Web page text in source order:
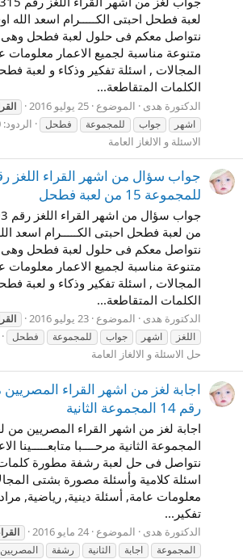
لعبة فطحل احبتى الكـــــرام اسعد الله
نتواصل معكم فى حلول لعبة فطحل وهى
متنوعة مناسبة لجميع الاعمار
المجالات , اسئلة تفكير وذكاء و لعبة
الكلمات المتقاطعة...
الدكتورة هدى الموضوع 25 يوليو 2016
اشهر
جواب للمجموعة فطحل الردود: 0
الاسئلة و الالغاز العامة
للمجموعة 15 من لعبة فطحل
من لعبة فطحل احبتى الكـــــرام اسعد
نتواصل معكم فى حلول لعبة فطحل وهى
متنوعة مناسبة لجميع الاعمار
المجالات , اسئلة تفكير وذكاء و لعبة
الكلمات المتقاطعة...
الدكتورة هدى الموضوع 23 يوليو 2016
اللغز
اشهر جواب للمجموعة فطحل
حل الاسئلة و الالغاز العامة
اجابة لغز من اشهر القراء
رقم 14 المجموعة الثانية
المجموعة الثانية مرحــــبا متابعـــــينا
نتواصل فى حل لعبة رشفة مطورة
اسئلة كلامية وأسئلة مصورة بشتى
معلومات عامة, أسئلة دينية, رياضية,
تفكير...
الدكتورة هدى الموضوع 24 مايو 2016
المجموعة
اجابة الثانية رشفة المصريين